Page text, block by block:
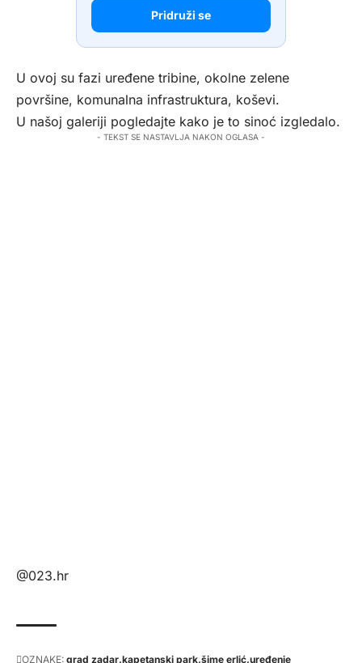
Pridruži se
U ovoj su fazi uređene tribine, okolne zelene
površine, komunalna infrastruktura, koševi.
U našoj galeriji pogledajte kako je to sinoć izgledalo.
- TEKST SE NASTAVLJA NAKON OGLASA -
@023.hr
OZNAKE: grad zadar kapetanski park šime erlić uređenje